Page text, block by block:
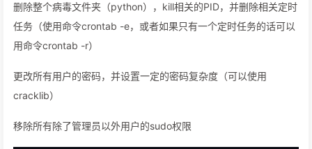
删除整个病毒文件夹（python），kill相关的PID，并删除相关定时
任务（使用命令crontab -e，或者如果只有一个定时任务的话可以
用命令crontab -r）
更改所有用户的密码，并设置一定的密码复杂度（可以使用
cracklib）
移除所有除了管理员以外用户的sudo权限